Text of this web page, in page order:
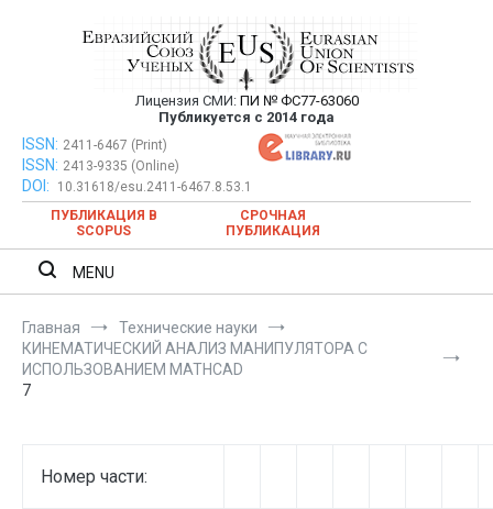
Евразийский Союз Ученых —
публикация научных статей в
ежемесячном научном журнале
Лицензия СМИ: ПИ № ФС77-63060
Публикуется с 2014 года
Евразийский Союз Ученых — публикация научных статей в
ежемесячном научном журнале
ISSN: 2411-6467 (Print)
ISSN: 2413-9335 (Online)
DOI:
10.31618/esu.2411-6467.8.53.1
ПУБЛИКАЦИЯ В
SCOPUS
СРОЧНАЯ
ПУБЛИКАЦИЯ
MENU
Главная
Технические науки
КИНЕМАТИЧЕСКИЙ АНАЛИЗ МАНИПУЛЯТОРА С
ИСПОЛЬЗОВАНИЕМ MATHCAD
7
Номер части: